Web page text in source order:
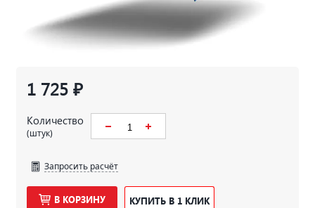
1 725 ₽
Количество
(штук)
Запросить расчёт
В КОРЗИНУ КУПИТЬ В 1 КЛИК